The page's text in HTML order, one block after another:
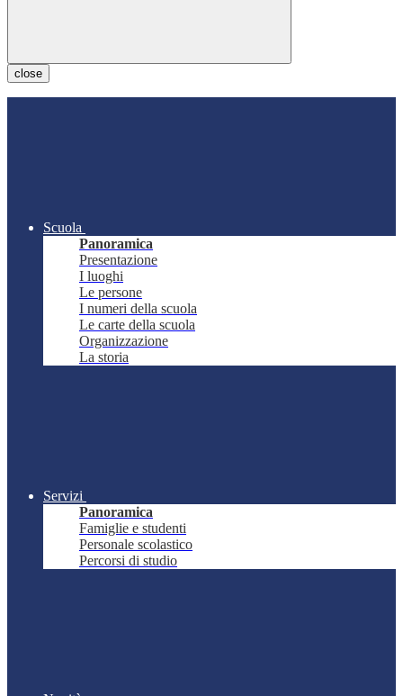
close
Scuola
Panoramica
Presentazione
I luoghi
Le persone
I numeri della scuola
Le carte della scuola
Organizzazione
La storia
Servizi
Panoramica
Famiglie e studenti
Personale scolastico
Percorsi di studio